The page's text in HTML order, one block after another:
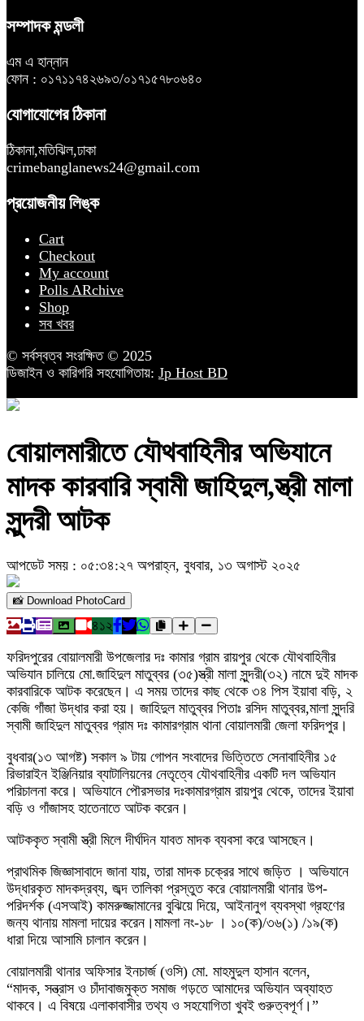
সম্পাদক মন্ডলী
এম এ হান্নান
ফোন : ০১৭১১৭৪২৬৯৩/০১৭১৫৭৮০৬৪০
যোগাযোগের ঠিকানা
ঠিকানা,মতিঝিল,ঢাকা
crimebanglanews24@gmail.com
প্রয়োজনীয় লিঙ্ক
Cart
Checkout
My account
Polls ARchive
Shop
সব খবর
© সর্বস্বত্ব সংরক্ষিত © 2025
ডিজাইন ও কারিগরি সহযোগিতায়: Jp Host BD
বোয়ালমারীতে যৌথবাহিনীর অভিযানে
মাদক কারবারি স্বামী জাহিদুল,স্ত্রী মালা
সুন্দরী আটক
আপডেট সময় : ০৫:৩৪:২৭ অপরাহ্ন, বুধবার, ১৩ অগাস্ট ২০২৫
📸 Download PhotoCard
৪১২
ফরিদপুরের বোয়ালমারী উপজেলার দঃ কামার গ্রাম রায়পুর থেকে যৌথবাহিনীর
অভিযান চালিয়ে মো.জাহিদুল মাতুব্বর (৩৫)স্ত্রী মালা সুন্দরী(৩২) নামে দুই মাদক
কারবারিকে আটক করেছেন। এ সময় তাদের কাছ থেকে ৩৪ পিস ইয়াবা বড়ি, ২
কেজি গাঁজা উদ্ধার করা হয়। জাহিদুল মাতুব্বর পিতাঃ রসিদ মাতুব্বর,মালা সুন্দরি
স্বামী জাহিদুল মাতুব্বর গ্রাম দঃ কামারগ্রাম থানা বোয়ালমারী জেলা ফরিদপুর।
বুধবার(১৩ আগষ্ট) সকাল ৯ টায় গোপন সংবাদের ভিত্তিতে সেনাবাহিনীর ১৫
রিভারাইন ইঞ্জিনিয়ার ব্যাটালিয়নের নেতৃত্বে যৌথবাহিনীর একটি দল অভিযান
পরিচালনা করে। অভিযানে পৌরসভার দঃকামারগ্রাম রায়পুর থেকে, তাদের ইয়াবা
বড়ি ও গাঁজাসহ হাতেনাতে আটক করেন।
আটককৃত স্বামী স্ত্রী মিলে দীর্ঘদিন যাবত মাদক ব্যবসা করে আসছেন।
প্রাথমিক জিজ্ঞাসাবাদে জানা যায়, তারা মাদক চক্রের সাথে জড়িত । অভিযানে
উদ্ধারকৃত মাদকদ্রব্য, জব্দ তালিকা প্রস্তুত করে বোয়ালমারী থানার উপ-
পরিদর্শক (এসআই) কামরুজ্জামানের বুঝিয়ে দিয়ে, আইনানুগ ব্যবস্থা গ্রহণের
জন্য থানায় মামলা দায়ের করেন।মামলা নং-১৮ । ১০(ক)/৩৬(১) /১৯(ক)
ধারা দিয়ে আসামি চালান করেন।
বোয়ালমারী থানার অফিসার ইনচার্জ (ওসি) মো. মাহমুদুল হাসান বলেন,
“মাদক, সন্ত্রাস ও চাঁদাবাজমুক্ত সমাজ গড়তে আমাদের অভিযান অব্যাহত
থাকবে। এ বিষয়ে এলাকাবাসীর তথ্য ও সহযোগিতা খুবই গুরুত্বপূর্ণ।”